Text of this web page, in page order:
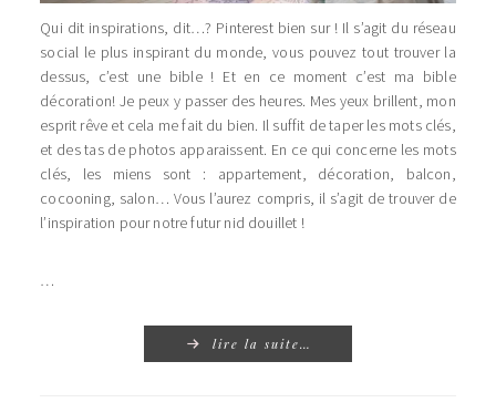
Qui dit inspirations, dit…? Pinterest bien sur ! Il s’agit du réseau
social le plus inspirant du monde, vous pouvez tout trouver la
dessus, c’est une bible ! Et en ce moment c’est ma bible
décoration! Je peux y passer des heures. Mes yeux brillent, mon
esprit rêve et cela me fait du bien. Il suffit de taper les mots clés,
et des tas de photos apparaissent. En ce qui concerne les mots
clés, les miens sont : appartement, décoration, balcon,
cocooning, salon… Vous l’aurez compris, il s’agit de trouver de
l’inspiration pour notre futur nid douillet !
…
lire la suite…